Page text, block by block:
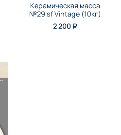
Керамическая масса
№29 sf Vintage (10кг)
2 200 ₽